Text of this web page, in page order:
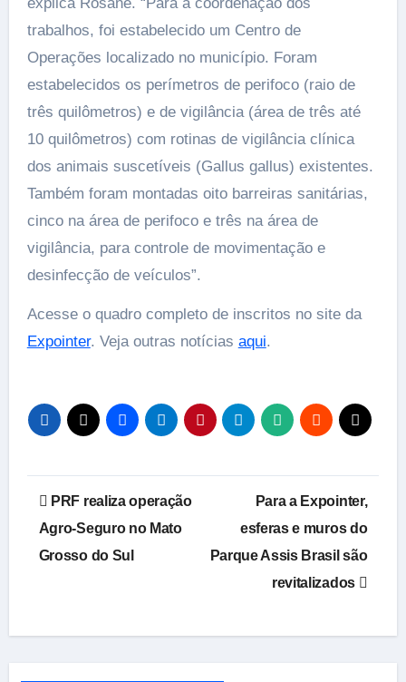
trabalhos, foi estabelecido um Centro de
Operações localizado no município. Foram
estabelecidos os perímetros de perifoco (raio de
três quilômetros) e de vigilância (área de três até
10 quilômetros) com rotinas de vigilância clínica
dos animais suscetíveis (Gallus gallus) existentes.
Também foram montadas oito barreiras sanitárias,
cinco na área de perifoco e três na área de
vigilância, para controle de movimentação e
desinfecção de veículos”.
Acesse o quadro completo de inscritos no site da
Expointer. Veja outras notícias aqui.
Navegação
de
Post
PRF realiza operação
Agro-Seguro no Mato
Grosso do Sul
Para a Expointer,
esferas e muros do
Parque Assis Brasil são
revitalizados